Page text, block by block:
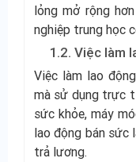
lỏng mở rộng
nghiệp trung học
1.2. Việc làm
Việc làm lao
mà sử dụng trực
sức khỏe, máy
lao động bán sức
trả lương.